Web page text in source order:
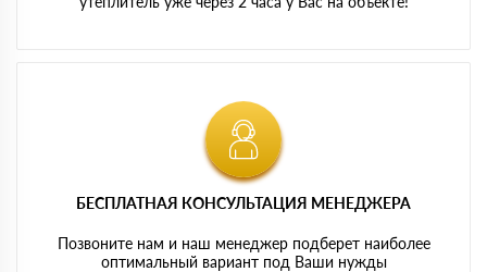
БЕСПЛАТНАЯ КОНСУЛЬТАЦИЯ МЕНЕДЖЕРА
Позвоните нам и наш менеджер подберет наиболее
оптимальный вариант под Ваши нужды